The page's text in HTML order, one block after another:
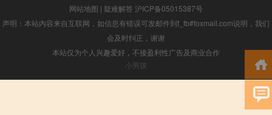
网站地图 | 疑难解答 沪ICP备05015387号
声明：本站内容来自互联网，如信息有错误可发邮件到f_fb#foxmail.com说明，我们
会及时纠正，谢谢
本站仅为个人兴趣爱好，不接盈利性广告及商业合作
小男孩